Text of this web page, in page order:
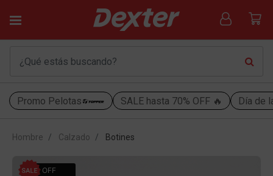
Promo Pelotas SALE hasta 70% OFF 🔥 Día de
Hombre Calzado Botines
30% OFF